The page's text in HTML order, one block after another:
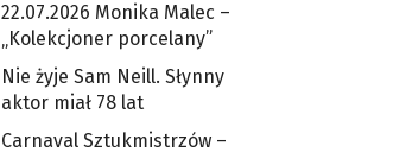
22.07.2026 Monika Malec –
„Kolekcjoner porcelany”
Nie żyje Sam Neill. Słynny
aktor miał 78 lat
Carnaval Sztukmistrzów –